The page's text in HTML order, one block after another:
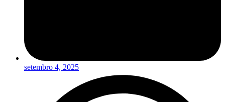
setembro 4, 2025